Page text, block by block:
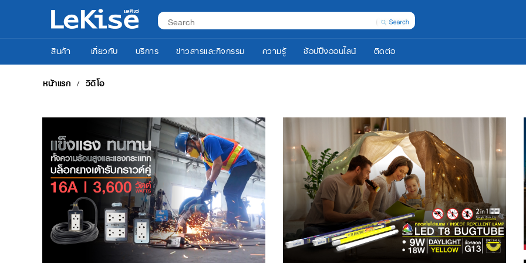
สินค้า เกี่ยวกับ บริการ ข่าวสารและกิจกรรม ความรู้ ช้อปปิ้งออนไลน์
ติดต่อ
หน้าแรก
วิดีโอ